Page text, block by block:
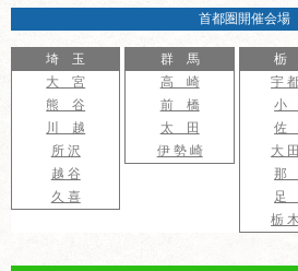
首都圏開催会場
埼 玉
大 宮
熊 谷
川 越
所 沢
越 谷
久 喜
群 馬
高 崎
前 橋
太 田
伊 勢 崎
栃
宇
小
佐
大
那
足
栃